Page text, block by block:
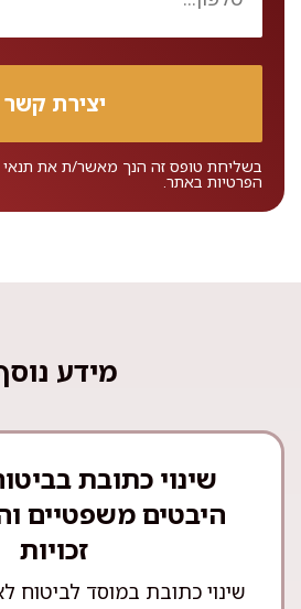
בשליחת טופס זה הנך מאשר/ת את
הפרטיות באתר.
מידע
שינוי כתובת
היבטים משפטיים
זכויות
שינוי כתובת במוסד לביטוח